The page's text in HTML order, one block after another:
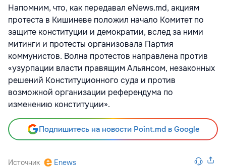
Напомним, что, как передавал eNews.md, акциям
протеста в Кишиневе положил начало Комитет по
защите конституции и демократии, вслед за ними
митинги и протесты организовала Партия
коммунистов. Волна протестов направлена против
«узурпации власти правящим Альянсом, незаконных
решений Конституционного суда и против
возможной организации референдума по
изменению конституции».
Подпишитесь на новости Point.md в Google
Источник Enews